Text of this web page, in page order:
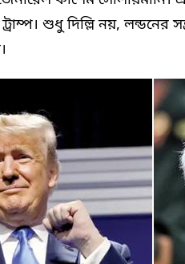
শুধু দিল্লি নয়, লন্ডনের